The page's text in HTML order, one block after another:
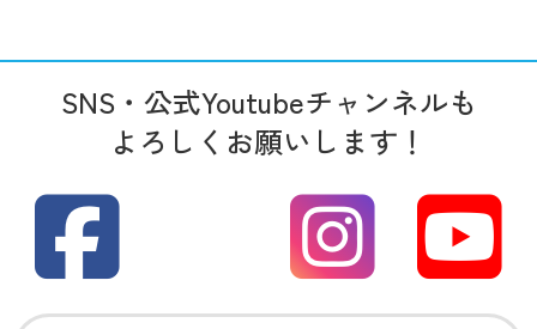
SNS・公式Youtubeチャンネルも
よろしくお願いします！